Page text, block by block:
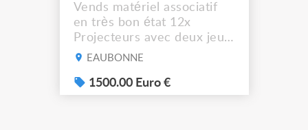
Vends matériel associatif
en très bon état 12x
Projecteurs avec deux jeux
de filtre filtre Lustr Selador
system – seven colour
LEDs providing the
EAUBONNE
1500.00 Euro €